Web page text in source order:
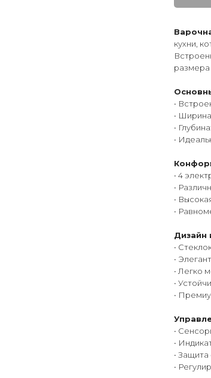
кухни,
размера
•
•
•
•
• 4
•
•
•
Дизайн
•
•
• Легко
•
•
•
•
•
•